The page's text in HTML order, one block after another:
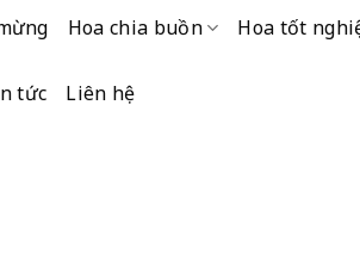
Hoa chia buồn Hoa tốt
tức Liên hệ